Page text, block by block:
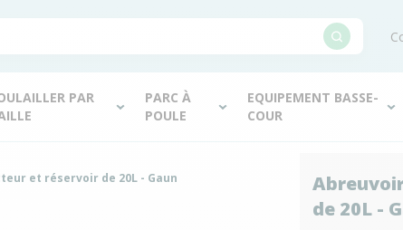
PAR
PARC À
POULE
EQUIPEMENT BASSE-
COUR
de 20L -
et réservoir de 20L - Gaun